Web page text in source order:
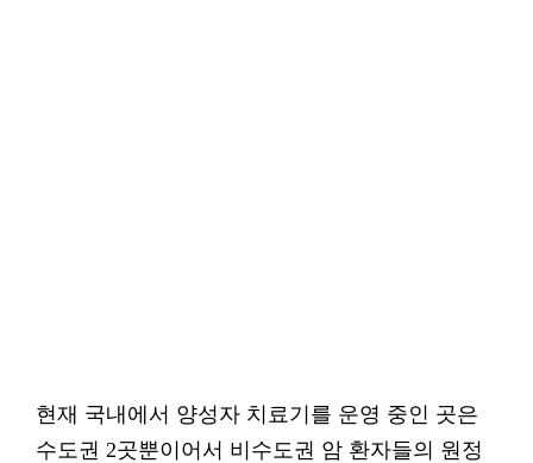
현재 국내에서 양성자 치료기를 운영 중인 곳은
수도권 2곳뿐이어서 비수도권 암 환자들의 원정